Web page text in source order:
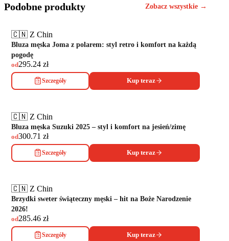
Podobne produkty Zobacz wszystkie →
🇨🇳 Z Chin
Bluza męska Joma z polarem: styl retro i komfort na każdą
pogodę
od295.24 zł
Szczegóły Kup teraz
🇨🇳 Z Chin
Bluza męska Suzuki 2025 – styl i komfort na jesień/zimę
od300.71 zł
Szczegóły Kup teraz
🇨🇳 Z Chin
Brzydki sweter świąteczny męski – hit na Boże Narodzenie
2026!
od285.46 zł
Szczegóły Kup teraz